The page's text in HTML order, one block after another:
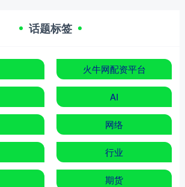
话题标签
火牛网配资平台
AI
网络
行业
期货